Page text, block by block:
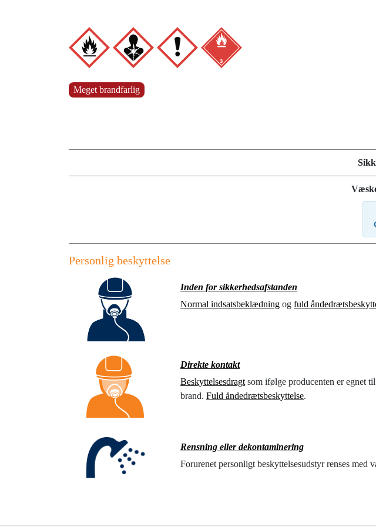
Meget brandfarlig
Personlig beskyttelse
Inden for sikkerhedsafstanden
Normal indsatsbeklædning og fuld
Direkte kontakt
Beskyttelsesdragt som ifølge producenten er egnet
brand. Fuld åndedrætsbeskyttelse.
Rensning eller dekontaminering
Forurenet personligt beskyttelsesudstyr renses med